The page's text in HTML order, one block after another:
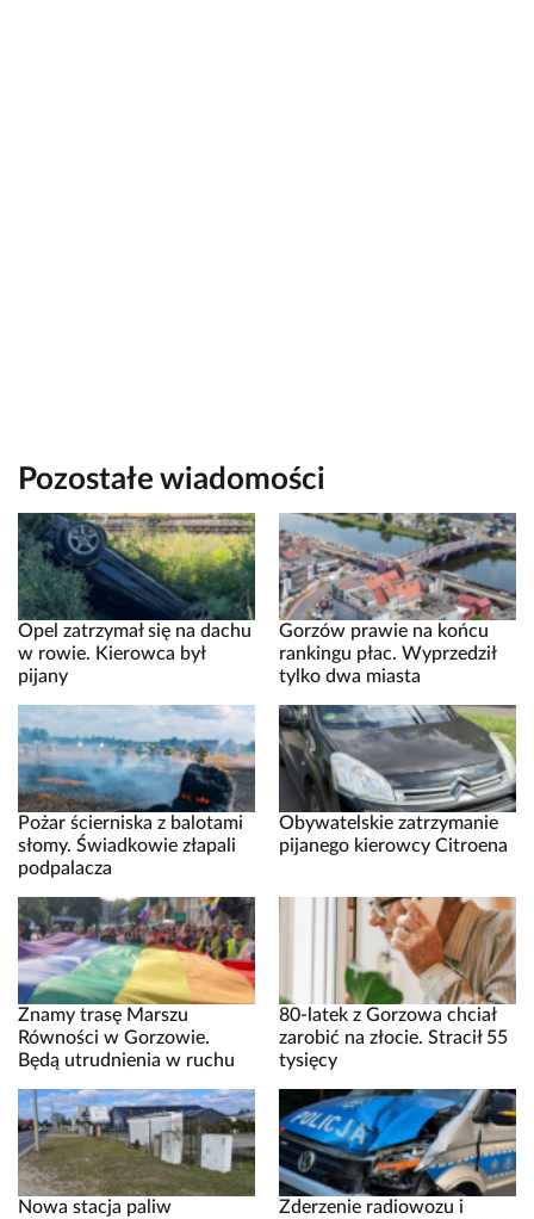
Pozostałe wiadomości
Opel zatrzymał się na dachu
w rowie. Kierowca był
pijany
Gorzów prawie na końcu
rankingu płac. Wyprzedził
tylko dwa miasta
Pożar ścierniska z balotami
słomy. Świadkowie złapali
podpalacza
Obywatelskie zatrzymanie
pijanego kierowcy Citroena
Znamy trasę Marszu
Równości w Gorzowie.
Będą utrudnienia w ruchu
80-latek z Gorzowa chciał
zarobić na złocie. Stracił 55
tysięcy
Nowa stacja paliw
Zderzenie radiowozu i